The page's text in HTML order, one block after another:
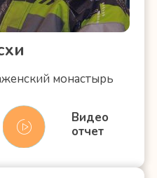
монастырь
Видео
отчет